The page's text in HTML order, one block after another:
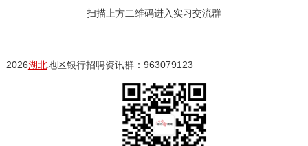
扫描上方二维码进入实习交流群
2026湖北地区银行招聘资讯群：963079123